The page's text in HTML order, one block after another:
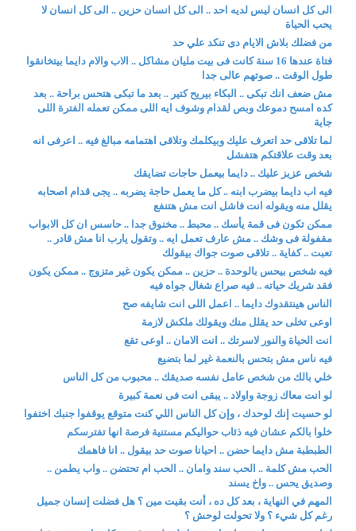
الى كل انسان ليس لديه احد .. الى كل انسان حزين .. الى كل انسان لا
يحب الحياة
من فضلك بلاش الايام دى تنكد علي حد
فتاة عندها 16 سنة كانت فى بيت مليان مشاكل .. الاب والام دايما بيتخانقوا
طول الوقت .. صوتهم عالى جدا
مش ضعف انك تبكى .. البكاء بيريح كتير .. بعد ما تبكى هتحس براحة .. بعد
كده امسح دموعك وبص لقدام وشوف ايه اللى ممكن تعمله الفترة اللى
جاية
لما تلاقى حد اتعرف عليك وبيكلمك وتلاقى اهتمامه مبالغ فيه .. اعرفى انه
بعد وقت علاقتكم هتفشل
شخص عزيز عليك .. دايما بيعمل حاجات تضايقك
فيه اب دايما بيضرب ابنه .. كل ما يعمل حاجة يضربه .. يجى قدام اصحابه
يقلل منه ويقوله انت فاشل انت مش هتنفع
ممكن تكون فى قمة يأسك .. محبط .. مخنوق جدا .. حاسس ان كل الابواب
مقفولة فى وشك .. مش عارف تعمل ايه .. وتقول يارب انا مش قادر ..
تعبت .. كفاية .. تلاقى صوت جواك بيقولك
فيه شخص بيحس بالوحدة .. حزين .. ممكن يكون غير متزوج .. ممكن يكون
فقد شريك حياته .. فيه صراع شغال جواه فيه
الناس هينتقدوك دايما .. اعمل اللى انت شايفه صح
اوعى تخلى حد يقلل منك ويقولك ملكش لازمة
انت الحياة والنور لاسرتك .. انت الامان .. اوعى تقع
فيه ناس مش بتحس بالنعمة غير لما بتضيع
خلي بالك من شخص عامل نفسه صديقك .. محبوب من كل الناس
لو انت معاك زوجة واولاد .. يبقى انت فى نعمة كبيرة
لو حسيت إنك لوحدك ، وإن كل الناس اللي كنت متوقع يوقفوا جنبك اختفوا
خلوا بالكم عشان فيه ذئاب حواليكم مستنية فرصة انها تفترسكم
الطبطبة مش دايما حضن .. احيانا صوت حد بيقول .. انا فاهمك
الحب مش كلمة .. الحب سند وامان .. الحب ام تحتضن .. واب يطمن ..
وصديق يحس .. واخ يسند
المهم في النهاية ، بعد كل ده ، أنت بقيت مين ؟ هل فضلت إنسان جميل
رغم كل شيء ؟ ولا تحولت لوحش ؟